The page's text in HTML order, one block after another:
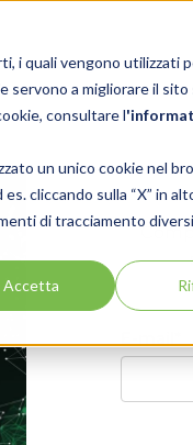
i quali vengono utilizzati
a migliorare il sito
consultare l'
un unico cookie nel
cliccando sulla “X” in
di tracciamento
Accetta